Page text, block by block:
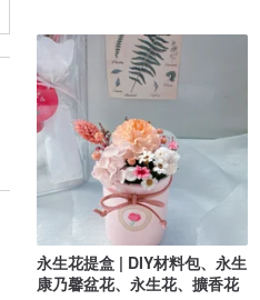
永生花提盒 | DIY材料包、永生
康乃馨盆花、永生花、擴香花